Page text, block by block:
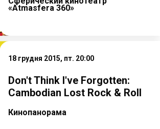
«Atmasfera 360»
18 грудня 2015, пт. 20:00
Don't Think I've Forgotten:
Cambodian Lost Rock & Roll
Кинопанорама